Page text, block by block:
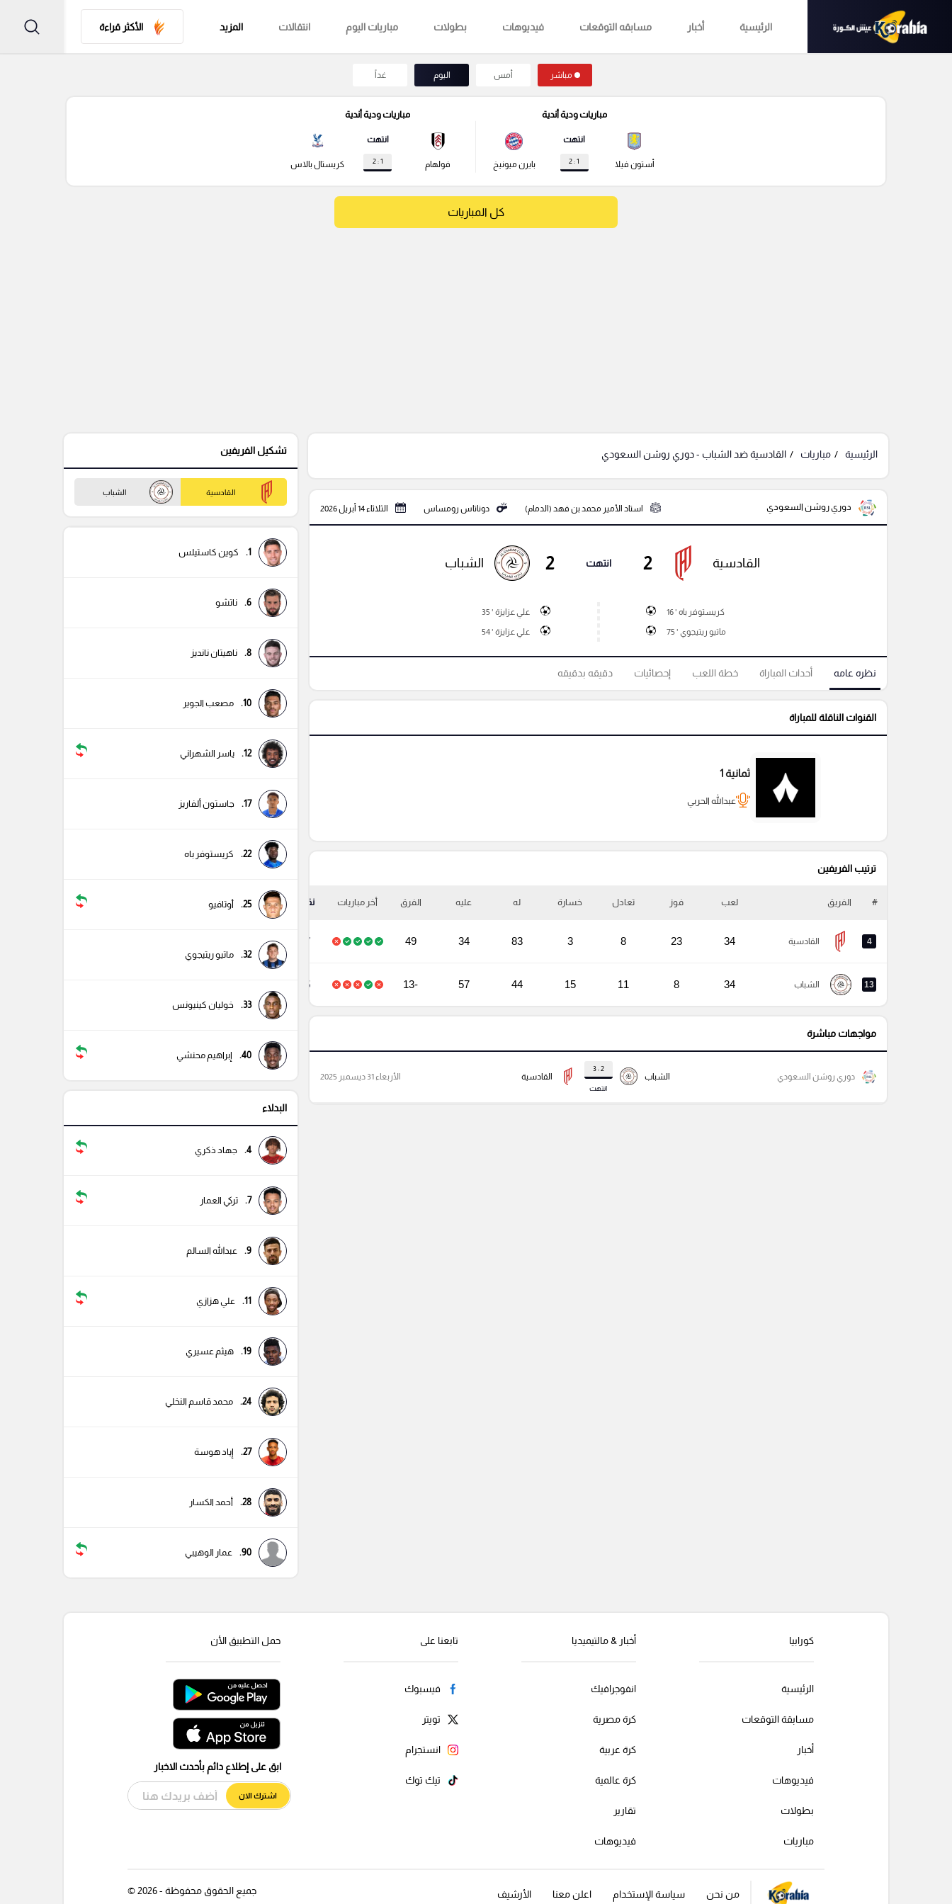
الرئيسية أخبار مسابقه التوقعات فيديوهات بطولات مباريات اليوم انتقالات المزيد الأكثر قراءة
مباشر أمس اليوم غداً
مباريات ودية أندية
أستون فيلا
انتهت
1 : 2 بايرن ميونيخ
مباريات ودية أندية
فولهام
انتهت
1 : 2 كريستال بالاس
كل المباريات
الرئيسية مباريات القادسية ضد الشباب - دوري روشن السعودي
دوري روشن السعودي استاد الأمير محمد بن فهد (الدمام) دوناتاس رومساس الثلاثاء 14 أبريل 2026
القادسية 2 انتهت 2 الشباب
كريستوفر باه ' 16
ماتيو ريتيجوي ' 75
علي عزايزة ' 35
علي عزايزة ' 54
نظره عامه أحداث المباراة خطة اللعب إحصائيات دقيقه بدقيقه
القنوات الناقلة للمباراة
ثمانية 1
عبدالله الحربي
ترتيب الفريفين
# الفريق لعب فوز تعادل خسارة له عليه الفرق أخر مباريات نقاط
4 القادسية 34
23
8
3
83
34
49
77
13 الشباب 34
8
11
15
44
57
-13
35
مواجهات مباشرة
الشباب
2 : 3
انتهت
القادسية دوري روشن السعودي الأربعاء 31 ديسمبر 2025
تشكيل الفريفين
القادسية الشباب
1. كوين كاستيلس
6. ناتشو
8. ناهيتان نانديز
10. مصعب الجوير
12. ياسر الشهراني
17. جاستون ألفاريز
22. كريستوفر باه
25. أوتافيو
32. ماتيو ريتيجوي
33. خوليان كينيونس
40. إبراهيم محنشي
البدلاء
4. جهاد ذكري
7. تركي العمار
9. عبدالله السالم
11. علي هزازي
19. هيثم عسيري
24. محمد قاسم النخلي
27. إياد هوسة
28. أحمد الكسار
90. عمار الوهيبي
كورابيا
الرئيسية
مسابقة التوقعات
أخبار
فيديوهات
بطولات
مباريات
أخبار & مالتيميديا
انفوجرافيك
كرة مصرية
كرة عربية
كرة عالمية
تقارير
فيديوهات
تابعنا على
فيسبوك
تويتر
انستجرام
تيك توك
حمل التطبيق الأن
ابق على إطلاع دائم بأحدث الاخبار
اشترك الان
من نحن سياسة الإستخدام اعلن معنا الأرشيف جميع الحقوق محفوظة - 2026 ©